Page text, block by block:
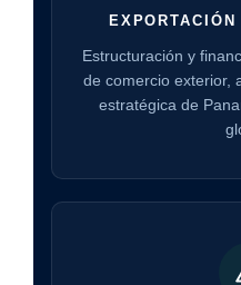
Estructuración y
de comercio exterior,
estratégica de